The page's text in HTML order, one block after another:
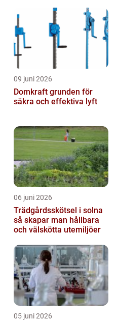
09 juni 2026
Domkraft grunden för
säkra och effektiva lyft
06 juni 2026
Trädgårdsskötsel i solna
så skapar man hållbara
och välskötta utemiljöer
05 juni 2026